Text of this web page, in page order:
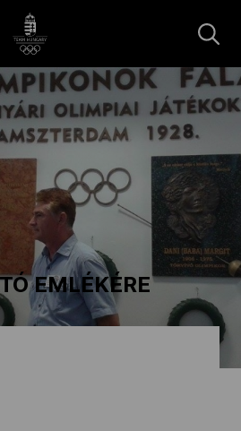
EMLÉKÉRE